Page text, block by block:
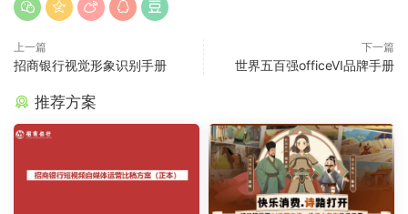
上一篇
招商银行视觉形象识别手册
下一篇
世界五百强officeVI品牌手册
推荐方案